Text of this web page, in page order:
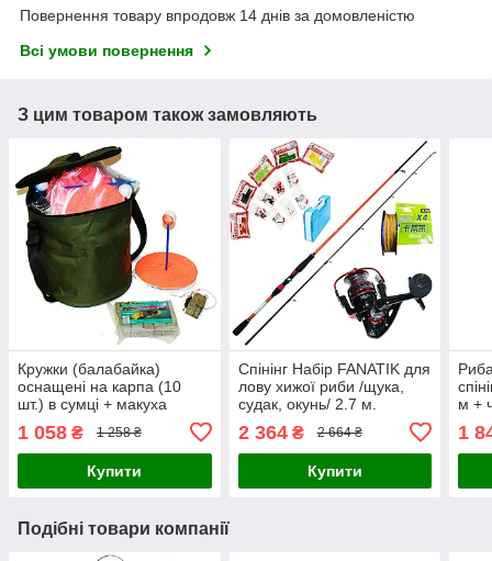
Повернення товару впродовж 14 днів за домовленістю
Всі умови повернення
З цим товаром також замовляють
Кружки (балабайка)
оснащені на карпа (10
шт.) в сумці + макуха
1 058 ₴ 1 258 ₴
Купити
Спінінг Набір FANATIK для
лову хижої риби /щука,
судак, окунь/ 2.7 м.
2 364₴ 2 664 ₴
Купити
м +
1
Подібні товари компанії